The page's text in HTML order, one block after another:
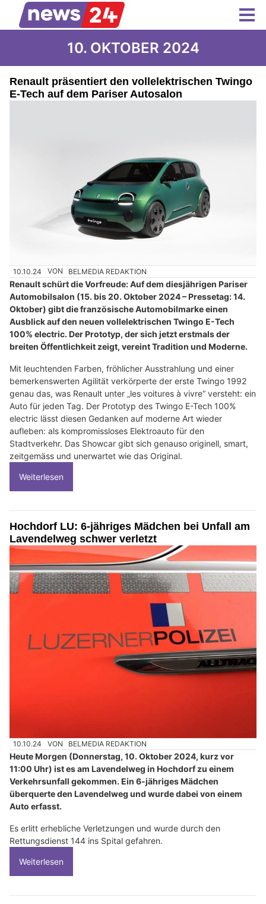
10. OKTOBER 2024
Renault präsentiert den vollelektrischen Twingo
E-Tech auf dem Pariser Autosalon
10.10.24 VON BELMEDIA REDAKTION
Renault schürt die Vorfreude: Auf dem diesjährigen Pariser
Automobilsalon (15. bis 20. Oktober 2024 – Pressetag: 14.
Oktober) gibt die französische Automobilmarke einen
Ausblick auf den neuen vollelektrischen Twingo E-Tech
100% electric. Der Prototyp, der sich jetzt erstmals der
breiten Öffentlichkeit zeigt, vereint Tradition und Moderne.
Mit leuchtenden Farben, fröhlicher Ausstrahlung und einer
bemerkenswerten Agilität verkörperte der erste Twingo 1992
genau das, was Renault unter „les voitures à vivre“ versteht: ein
Auto für jeden Tag. Der Prototyp des Twingo E-Tech 100%
electric lässt diesen Gedanken auf moderne Art wieder
aufleben: als kompromissloses Elektroauto für den
Stadtverkehr. Das Showcar gibt sich genauso originell, smart,
zeitgemäss und unerwartet wie das Original.
Weiterlesen
Hochdorf LU: 6-jähriges Mädchen bei Unfall am
Lavendelweg schwer verletzt
10.10.24 VON BELMEDIA REDAKTION
Heute Morgen (Donnerstag, 10. Oktober 2024, kurz vor
11:00 Uhr) ist es am Lavendelweg in Hochdorf zu einem
Verkehrsunfall gekommen. Ein 6-jähriges Mädchen
überquerte den Lavendelweg und wurde dabei von einem
Auto erfasst.
Es erlitt erhebliche Verletzungen und wurde durch den
Rettungsdienst 144 ins Spital gefahren.
Weiterlesen